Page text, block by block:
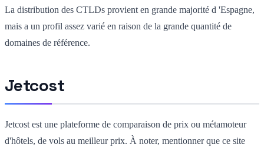
La distribution des CTLDs provient en grande majorité d 'Espagne,
mais a un profil assez varié en raison de la grande quantité de
domaines de référence.
Jetcost
Jetcost est une plateforme de comparaison de prix ou métamoteur
d'hôtels, de vols au meilleur prix. À noter, mentionner que ce site